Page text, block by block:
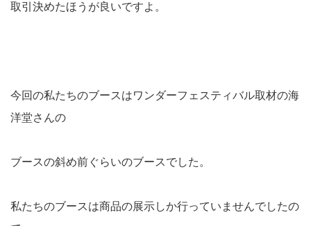
取引決めたほうが良いですよ。
今回の私たちのブースはワンダーフェスティバル取材の海
洋堂さんの
ブースの斜め前ぐらいのブースでした。
私たちのブースは商品の展示しか行っていませんでしたの